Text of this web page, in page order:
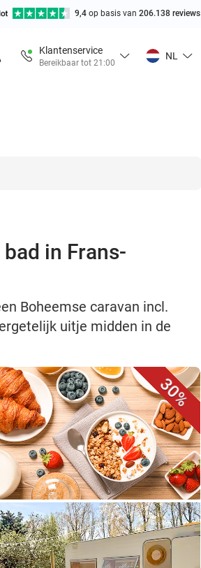
9,4 op basis van 206.138 reviews
Klantenservice
Bereikbaar tot 21:00
NL
in Frans-
Boheemse caravan incl.
uitje midden in de
30%